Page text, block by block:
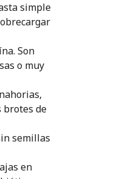
simple
Son
o muy
brotes de
semillas
en